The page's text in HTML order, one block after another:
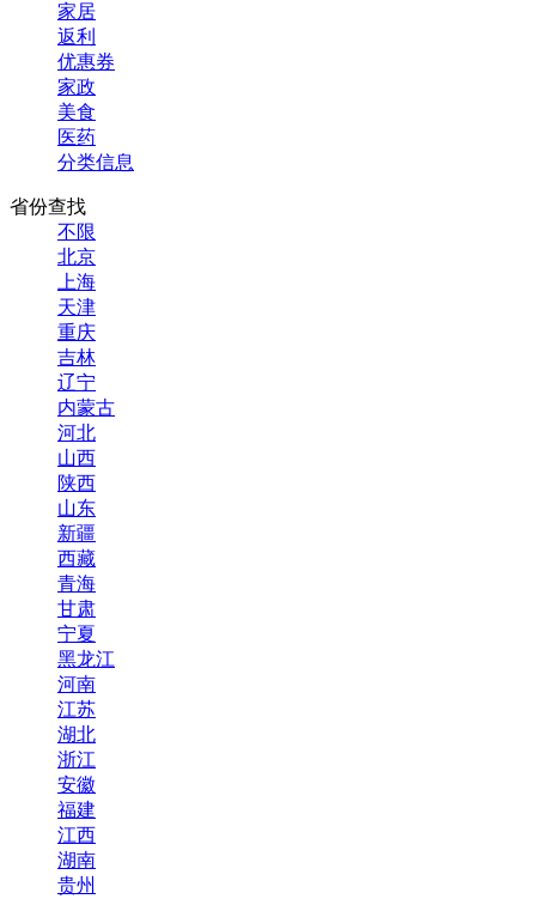
家居
返利
优惠券
家政
美食
医药
分类信息
省份查找
不限
北京
上海
天津
重庆
吉林
辽宁
内蒙古
河北
山西
陕西
山东
新疆
西藏
青海
甘肃
宁夏
黑龙江
河南
江苏
湖北
浙江
安徽
福建
江西
湖南
贵州